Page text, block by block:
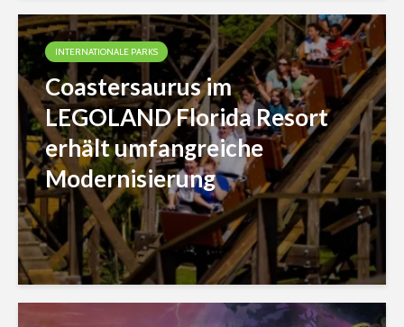
INTERNATIONALE PARKS
Coastersaurus im
LEGOLAND Florida Resort
erhält umfangreiche
Modernisierung